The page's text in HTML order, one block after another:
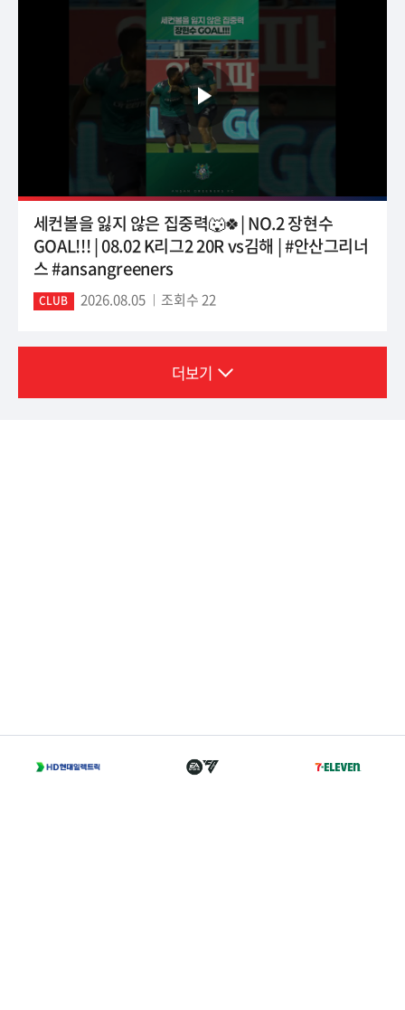
세컨볼을 잃지 않은 집중력🐺🍀| NO.2 장현수
GOAL!!! | 08.02 K리그2 20R vs김해 | #안산그리너
스 #ansangreeners
CLUB 2026.08.05 조회수 22
더보기